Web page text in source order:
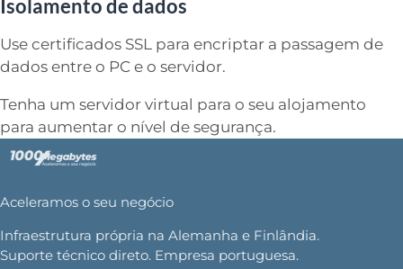
Isolamento de dados
Use certificados SSL para encriptar a passagem de
dados entre o PC e o servidor.
Tenha um servidor virtual para o seu alojamento
para aumentar o nível de segurança.
Aceleramos o seu negócio
Infraestrutura própria na Alemanha e Finlândia.
Suporte técnico direto. Empresa portuguesa.